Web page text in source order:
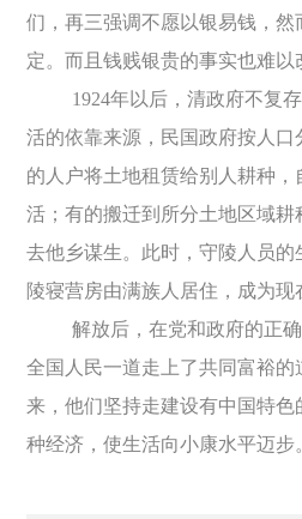
们，再三强调不愿以银易钱，
定。而且钱贱银贵的事实也难以
1924年以后，清政府不复
活的依靠来源，民国政府按人
的人户将土地租赁给别人耕种
活；有的搬迁到所分土地区域
去他乡谋生。此时，守陵人员的
陵寝营房由满族人居住，成为现
解放后，在党和政府的正
全国人民一道走上了共同富裕的
来，他们坚持走建设有中国特
种经济，使生活向小康水平迈步